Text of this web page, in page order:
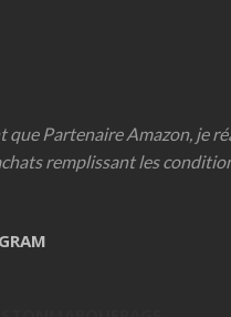
que Partenaire Amazon, je
remplissant les